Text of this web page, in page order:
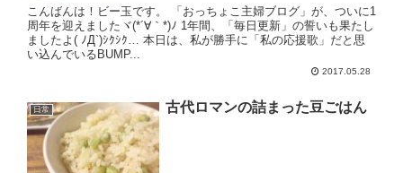
こんばんは！ビー玉です。 「おっちょこ主婦ブログ」が、ついに1
周年を迎えましたヾ(*´∀｀*)ﾉ 1年間、「毎日更新」の誓いも果たし
ましたよ( ﾉД`)ｼｸｼｸ… 本日は、私が勝手に「私の応援歌」だと思
い込んでいるBUMP...
2017.05.28
日常 古代ロマンの詰まった豆ごはん